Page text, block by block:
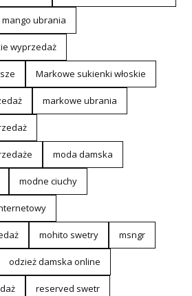
mango ubrania
wyprzedaż
Markowe sukienki włoskie
markowe ubrania
moda damska
modne ciuchy
mohito swetry msngr
odzież damska online
reserved swetr